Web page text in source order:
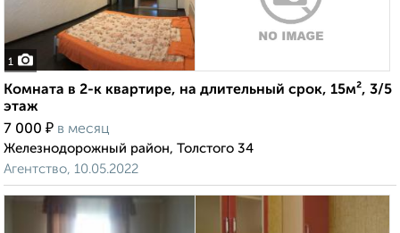
1
Комната в 2-к квартире, на длительный срок, 15м², 3/5
этаж
7 000 ₽ в месяц
Железнодорожный район, Толстого 34
Агентство, 10.05.2022